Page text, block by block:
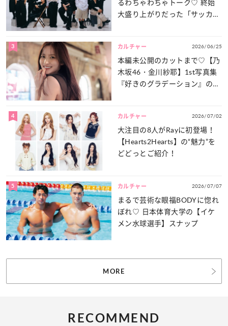
るわちゃわちゃトーク♡ 終始
大盛り上がりだった「サッカー
3 カルチャー 2026/06/25
本編未公開のカットまで♡【乃
木坂46・金川紗耶】1st写真集
『好きのグラデーション』の魅
4 カルチャー 2026/07/02
大注目の8人がRayに初登場！
【Hearts2Hearts】の“魅力”を
どどっとご紹介！
5 カルチャー 2026/07/07
まるで芸術な眼福BODYに惚れ
ぼれ♡ 日本体育大学の【イケ
メン水球選手】スナップ
MORE
RECOMMEND